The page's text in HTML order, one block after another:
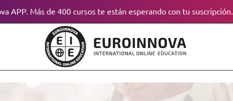
APP. Más de 400 cursos te están esperando con tu suscripción.